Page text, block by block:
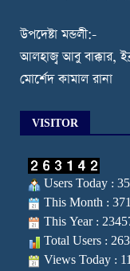
উপদেষ্টা মন্ডলী:-
আলহাজ্ব আবু বাক্কার,
মোর্শেদ কামাল রানা
VISITOR
Users Today :
This Month :
This Year :
Total Users :
Views Today :